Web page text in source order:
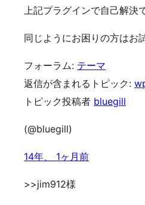
上記プラグインで自己解決
同じようにお困りの方はお
フォーラム: テーマ
返信が含まれるトピック:
トピック投稿者 bluegill
(@bluegill)
14年、 1ヶ月前
>>jim912様